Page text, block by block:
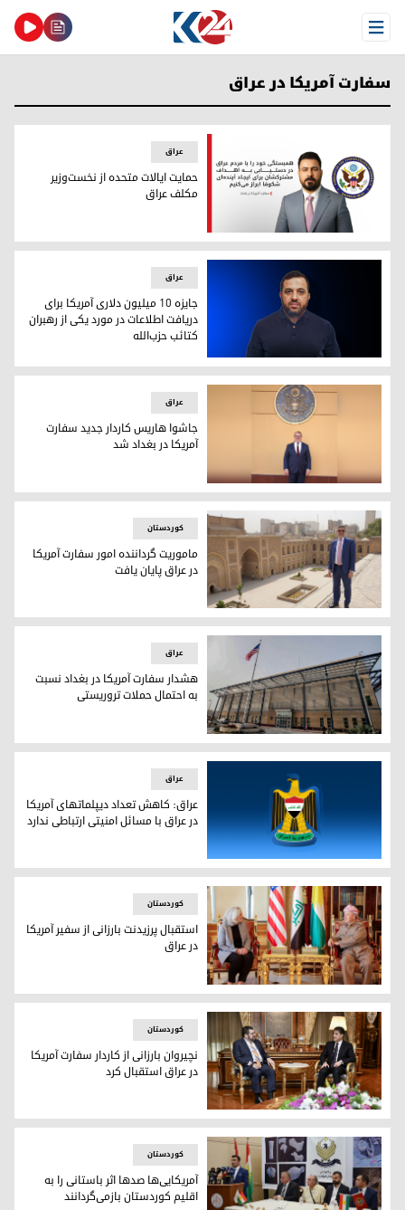
Open Menu
سفارت آمریکا در عراق
حمایت ایالات متحده از نخست‌وزیر مکلف عراق
عراق
حمایت ایالات متحده از نخست‌وزیر
مکلف عراق
احمد حمیداوی از رهبران کتائب حزب‌الله
عراق
جایزه ۱۰ میلیون دلاری آمریکا برای
دریافت اطلاعات در مورد یکی از رهبران
کتائب حزب‌الله
جاشوا هاریس کاردار جدید سفارت آمریکا
عراق
جاشوا هاریس کاردار جدید سفارت
آمریکا در بغداد شد
استفان فیگن، گرداننده امور سفارت آمریکا در عراق
کوردستان
ماموریت گرداننده امور سفارت آمریکا
در عراق پایان یافت
سفارت آمریکا در بغداد
عراق
هشدار سفارت آمریکا در بغداد نسبت
به احتمال حملات تروریستی
نشان دولت عراق
عراق
عراق: کاهش تعداد دیپلماتهای آمریکا
در عراق با مسائل امنیتی ارتباطی ندارد
پرزیدنت مسعود بارزانی و سفیر آمریکا در عراق
کوردستان
استقبال پرزیدنت بارزانی از سفیر آمریکا
در عراق
نچیروان بارزانی، رئیس اقلیم کوردستان و دیوید برگر، کاردار
کوردستان
نچیروان بارزانی از کاردار سفارت آمریکا
در عراق استقبال کرد
کوردستان
آمریکایی‌ها صدها اثر باستانی را به
اقلیم کوردستان بازمی‌گردانند